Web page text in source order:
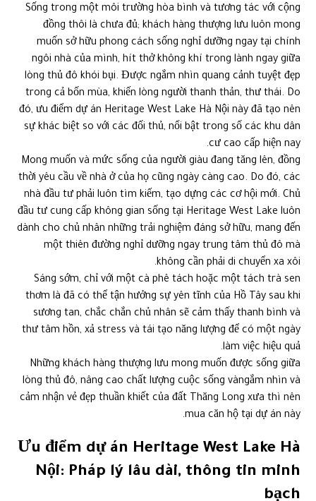
Sống trong một môi trường hòa bình và tương tác với cộng
đồng thôi là chưa đủ; khách hàng thượng lưu luôn mong
muốn sở hữu phong cách sống nghỉ dưỡng ngay tại chính
ngôi nhà của mình, hít thở không khí trong lành ngay giữa
lòng thủ đô khói bụi. Được ngắm nhìn quang cảnh tuyệt đẹp
trong cả bốn mùa, khiến lòng người thanh thản, thư thái. Do
đó, ưu điểm dự án Heritage West Lake Hà Nội này đã tạo nên
sự khác biệt so với các đối thủ, nổi bật trong số các khu dân
cư cao cấp hiện nay.
Mong muốn và mức sống của người giàu đang tăng lên, đồng
thời yêu cầu về nhà ở của họ cũng ngày càng cao. Do đó, các
nhà đầu tư phải luôn tìm kiếm, tạo dựng các cơ hội mới. Chủ
đầu tư cung cấp không gian sống tại Heritage West Lake luôn
dành cho chủ nhân những trải nghiệm đáng sở hữu, mang đến
một thiên đường nghỉ dưỡng ngay trung tâm thủ đô mà
không cần phải di chuyển xa xôi.
Sáng sớm, chỉ với một cà phê tách hoặc một tách trà sen
thơm là đã có thể tận hưởng sự yên tĩnh của Hồ Tây sau khi
sương tan, chắc chắn chủ nhân sẽ cảm thấy thanh bình và
thư tâm hồn, xả stress và tái tạo năng lượng để có một ngày
làm việc hiệu quả.
Những khách hàng thượng lưu mong muốn được sống giữa
lòng thủ đô, nâng cao chất lượng cuộc sống vàngắm nhìn và
cảm nhận vẻ đẹp thuần khiết của đất Thăng Long xưa thì nên
mua căn hộ tại dự án này.
Ưu điểm dự án Heritage West Lake Hà
Nội: Pháp lý lâu dài, thông tin minh
bạch